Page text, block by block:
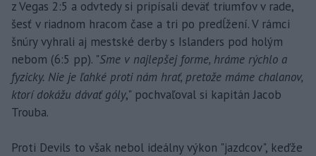
z Vegas 2:5 a odvtedy si pripísali deväť triumfov v rade,
šesť v riadnom hracom čase a tri po predĺžení. V rámci
šnúry vyhrali aj mestské derby s Islanders pod holým
nebom (6:5 pp). "Sme v najlepšej forme, hráme rýchlo a
fyzicky. Nie je ľahké proti nám hrať, pretože máme chalanov,
ktorí dokážu dávať góly," pochvaľoval si kapitán Jacob
Trouba.
Proti Devils to však nebol ideálny výkon "jazdcov", keďže